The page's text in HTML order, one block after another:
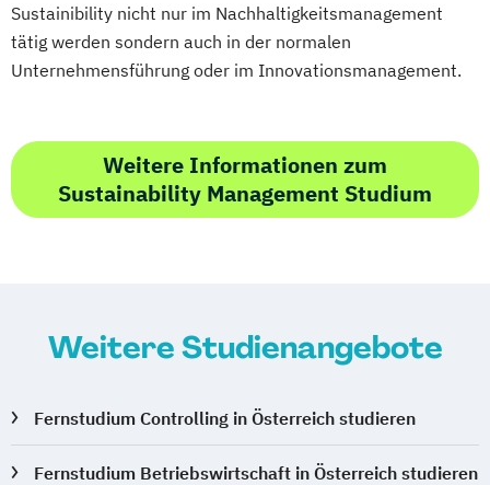
Sustainibility nicht nur im Nachhaltigkeitsmanagement
tätig werden sondern auch in der normalen
Unternehmensführung oder im Innovationsmanagement.
Weitere Informationen zum
Sustainability Management Studium
Weitere Studienangebote
Fernstudium Controlling in Österreich studieren
Fernstudium Betriebswirtschaft in Österreich studieren